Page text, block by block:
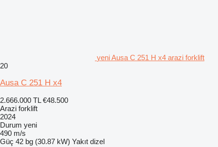
yeni Ausa C 251 H x4 arazi forklift
20
Ausa C 251 H x4
2.666.000 TL €48.500
Arazi forklift
2024
Durum yeni
490 m/s
Güç 42 bg (30.87 kW) Yakıt dizel